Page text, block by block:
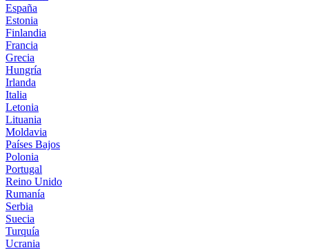
España
Estonia
Finlandia
Francia
Grecia
Hungría
Irlanda
Italia
Letonia
Lituania
Moldavia
Países Bajos
Polonia
Portugal
Reino Unido
Rumanía
Serbia
Suecia
Turquía
Ucrania